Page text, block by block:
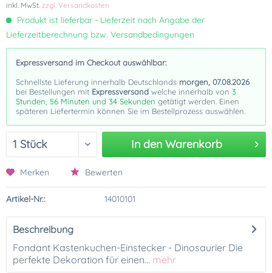
inkl. MwSt. zzgl. Versandkosten
Produkt ist lieferbar - Lieferzeit nach Angabe der
Lieferzeitberechnung bzw. Versandbedingungen
Expressversand im Checkout auswählbar:
Schnellste Lieferung innerhalb Deutschlands morgen, 07.08.2026
bei Bestellungen mit Expressversand welche innerhalb von 3
Stunden, 56 Minuten und 33 Sekunden getätigt werden. Einen
späteren Liefertermin können Sie im Bestellprozess auswählen.
In den Warenkorb
Merken Bewerten
Artikel-Nr.: 14010101
Beschreibung
Fondant Kastenkuchen-Einstecker - Dinosaurier Die
perfekte Dekoration für einen... mehr